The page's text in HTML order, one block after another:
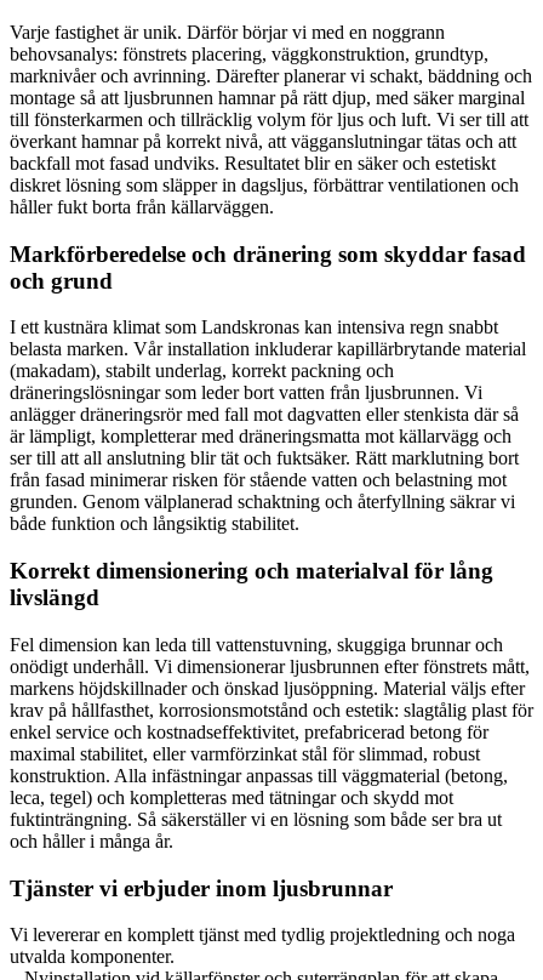
Varje fastighet är unik. Därför börjar vi med en noggrann
behovsanalys: fönstrets placering, väggkonstruktion, grundtyp,
marknivåer och avrinning. Därefter planerar vi schakt, bäddning och
montage så att ljusbrunnen hamnar på rätt djup, med säker marginal
till fönsterkarmen och tillräcklig volym för ljus och luft. Vi ser till att
överkant hamnar på korrekt nivå, att vägganslutningar tätas och att
backfall mot fasad undviks. Resultatet blir en säker och estetiskt
diskret lösning som släpper in dagsljus, förbättrar ventilationen och
håller fukt borta från källarväggen.
Markförberedelse och dränering som skyddar fasad
och grund
I ett kustnära klimat som Landskronas kan intensiva regn snabbt
belasta marken. Vår installation inkluderar kapillärbrytande material
(makadam), stabilt underlag, korrekt packning och
dräneringslösningar som leder bort vatten från ljusbrunnen. Vi
anlägger dräneringsrör med fall mot dagvatten eller stenkista där så
är lämpligt, kompletterar med dräneringsmatta mot källarvägg och
ser till att all anslutning blir tät och fuktsäker. Rätt marklutning bort
från fasad minimerar risken för stående vatten och belastning mot
grunden. Genom välplanerad schaktning och återfyllning säkrar vi
både funktion och långsiktig stabilitet.
Korrekt dimensionering och materialval för lång
livslängd
Fel dimension kan leda till vattenstuvning, skuggiga brunnar och
onödigt underhåll. Vi dimensionerar ljusbrunnen efter fönstrets mått,
markens höjdskillnader och önskad ljusöppning. Material väljs efter
krav på hållfasthet, korrosionsmotstånd och estetik: slagtålig plast för
enkel service och kostnadseffektivitet, prefabricerad betong för
maximal stabilitet, eller varmförzinkat stål för slimmad, robust
konstruktion. Alla infästningar anpassas till väggmaterial (betong,
leca, tegel) och kompletteras med tätningar och skydd mot
fuktinträngning. Så säkerställer vi en lösning som både ser bra ut
och håller i många år.
Tjänster vi erbjuder inom ljusbrunnar
Vi levererar en komplett tjänst med tydlig projektledning och noga
utvalda komponenter.